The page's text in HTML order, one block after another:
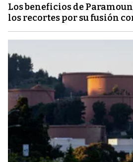
Los beneficios de
los recortes por su fusión